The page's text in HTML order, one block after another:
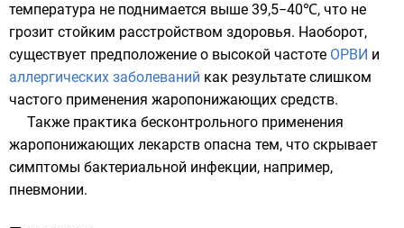
температура не поднимается выше 39,5−40℃, что не
грозит стойким расстройством здоровья. Наоборот,
существует предположение о высокой частоте ОРВИ и
аллергических заболеваний как результате слишком
частого применения жаропонижающих средств.
Также практика бесконтрольного применения
жаропонижающих лекарств опасна тем, что скрывает
симптомы бактериальной инфекции, например,
пневмонии.